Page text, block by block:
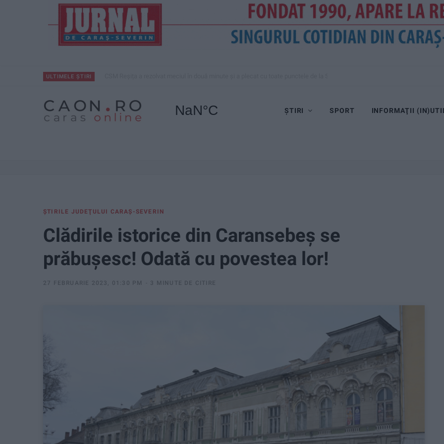
ULTIMELE ȘTIRI
ȘTIRI SPORT INFORMAŢII
ŞTIRILE JUDEŢULUI CARAŞ-SEVERIN
Clădirile istorice din Caransebeş se
prăbuşesc! Odată cu povestea lor!
27 FEBRUARIE 2023, 01:30 PM 3 MINUTE DE CITIRE